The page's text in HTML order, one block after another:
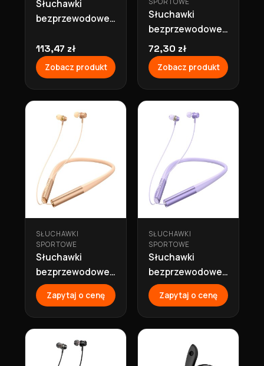
Słuchawki
bezprzewodowe
bluetooth 30h
ANC W54 białe
Hoco
113,47 zł
Zobacz produkt
Słuchawki
bezprzewodowe
bluetooth z
przewodnictwem
powietrznym
ES63 czarne
Hoco
72,30 zł
Zobacz produkt
SŁUCHAWKI
SPORTOWE
Słuchawki
bezprzewodowe
sportowe
bluetooth 70h
ES71
pomarańczowe
Hoco
Zapytaj o cenę
SŁUCHAWKI
SPORTOWE
Słuchawki
bezprzewodowe
sportowe
bluetooth 70h
ES71 fioletowe
Hoco
Zapytaj o cenę